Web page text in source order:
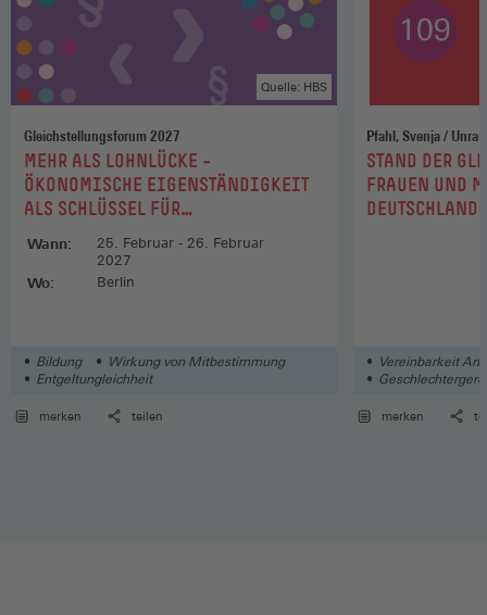
Gleichstellungsforum 2027
:MEHR ALS LOHNLÜCKE –
ÖKONOMISCHE EIGENSTÄNDIGKEIT
ALS SCHLÜSSEL FÜR
Quelle: HBS
Wann:
25. Februar - 26. Februar
2027
Wo: Berlin
Bildung
Wirkung von Mitbestimmung
Entgeltungleichheit
merken teilen
:STAND DER
FRAUEN UND
Vereinbarkeit
merken